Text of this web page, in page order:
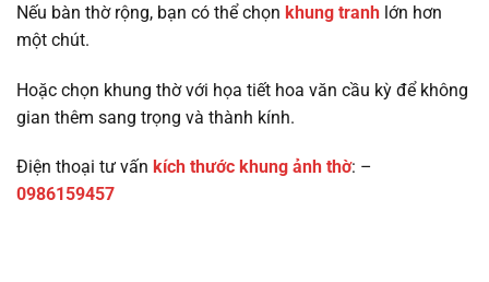
Nếu bàn thờ rộng, bạn có thể chọn khung tranh lớn hơn
một chút.
Hoặc chọn khung thờ với họa tiết hoa văn cầu kỳ để không
gian thêm sang trọng và thành kính.
Điện thoại tư vấn kích thước khung ảnh thờ: –
0986159457